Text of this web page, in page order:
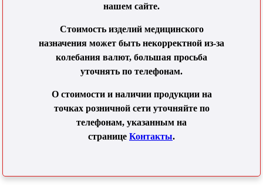
нашем сайте.
Стоимость изделий медицинского
назначения может быть некорректной из-за
колебания валют, большая просьба
уточнять по телефонам.
О стоимости и наличии продукции на
точках розничной сети уточняйте по
телефонам, указанным на
странице Контакты.